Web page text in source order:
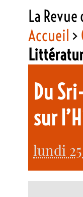
La
Accueil >
Du
sur
lundi